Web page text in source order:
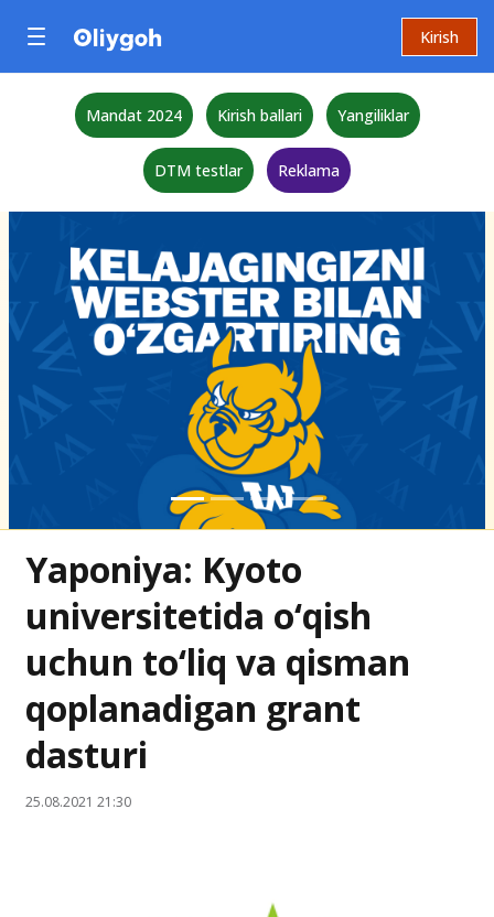
Kirish
Mandat 2024 Kirish ballari Yangiliklar
DTM testlar Reklama
Yaponiya: Kyoto
universitetida o‘qish
uchun to‘liq va qisman
qoplanadigan grant
dasturi
25.08.2021 21:30